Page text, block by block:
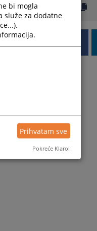
bi mogla
služe za dodatne
Prihvatam sve
Pokreće Klaro!